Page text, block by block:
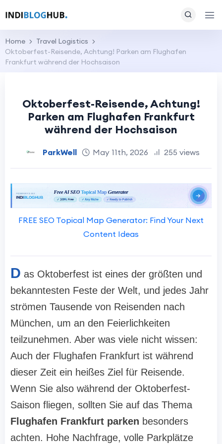
Home
Travel Logistics
Oktoberfest-Reisende, Achtung! Parken am Flughafen
Frankfurt während der Hochsaison
Oktoberfest-Reisende, Achtung!
Parken am Flughafen Frankfurt
während der Hochsaison
ParkWell May 11th, 2026 255 views
FREE SEO Topical Map Generator: Find Your Next
Content Ideas
D as Oktoberfest ist eines der größten und
bekanntesten Feste der Welt, und jedes Jahr
strömen Tausende von Reisenden nach
München, um an den Feierlichkeiten
teilzunehmen. Aber was viele nicht wissen:
Auch der Flughafen Frankfurt ist während
dieser Zeit ein heißes Ziel für Reisende.
Wenn Sie also während der Oktoberfest-
Saison fliegen, sollten Sie auf das Thema
Flughafen Frankfurt parken besonders
achten. Hohe Nachfrage, volle Parkplätze